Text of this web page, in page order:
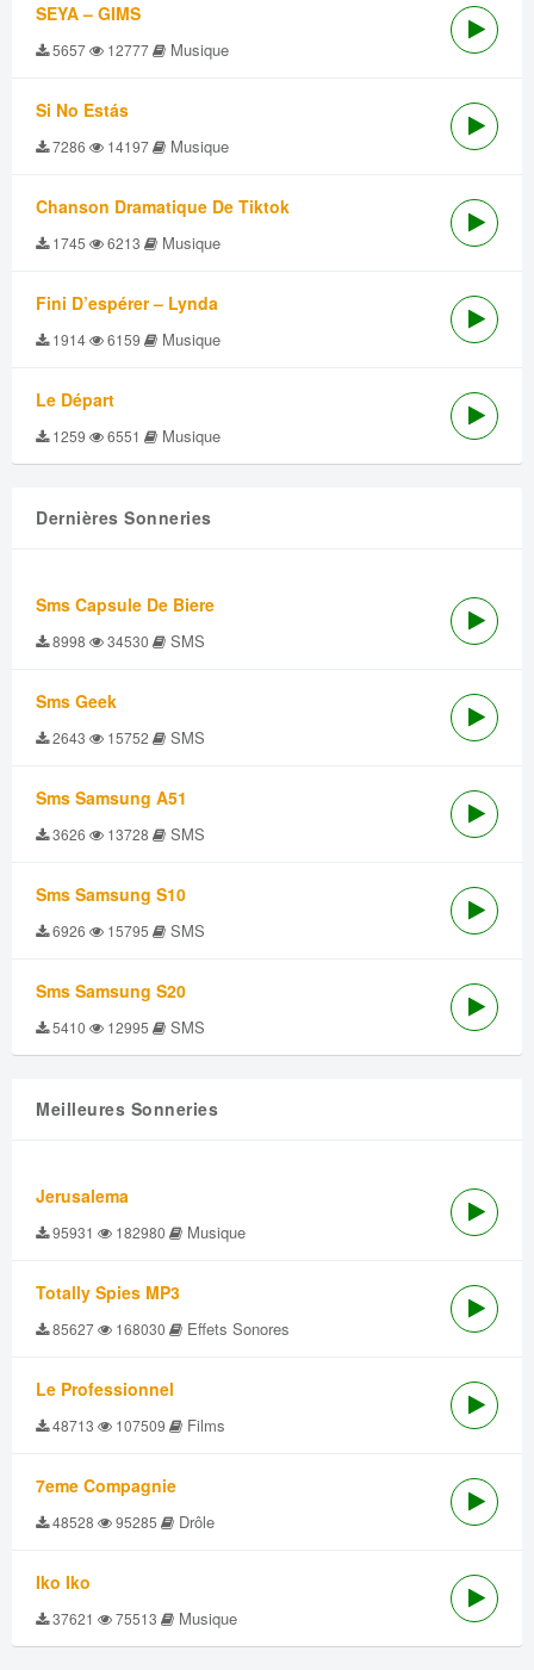
SEYA – GIMS
5657 12777 Musique
Si No Estás
7286 14197 Musique
Chanson Dramatique De Tiktok
1745 6213 Musique
Fini D’espérer – Lynda
1914 6159 Musique
Le Départ
1259 6551 Musique
Dernières Sonneries
Sms Capsule De Biere
8998 34530 SMS
Sms Geek
2643 15752 SMS
Sms Samsung A51
3626 13728 SMS
Sms Samsung S10
6926 15795 SMS
Sms Samsung S20
5410 12995 SMS
Meilleures Sonneries
Jerusalema
95931 182980 Musique
Totally Spies MP3
85627 168030 Effets Sonores
Le Professionnel
48713 107509 Films
7eme Compagnie
48528 95285 Drôle
Iko Iko
37621 75513 Musique